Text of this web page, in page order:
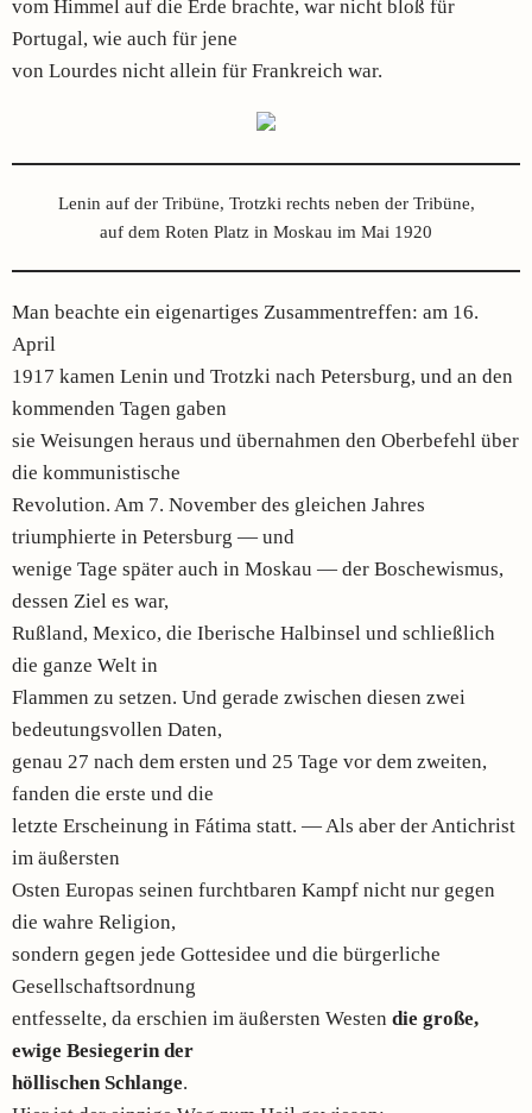
vom Himmel auf die Erde brachte, war nicht bloß für
Portugal, wie auch für jene
von Lourdes nicht allein für Frankreich war.
Lenin auf der Tribüne, Trotzki rechts neben der Tribüne,
auf dem Roten Platz in Moskau im Mai 1920
Man beachte ein eigenartiges Zusammentreffen: am 16.
April
1917 kamen Lenin und Trotzki nach Petersburg, und an den
kommenden Tagen gaben
sie Weisungen heraus und übernahmen den Oberbefehl über
die kommunistische
Revolution. Am 7. November des gleichen Jahres
triumphierte in Petersburg — und
wenige Tage später auch in Moskau — der Boschewismus,
dessen Ziel es war,
Rußland, Mexico, die Iberische Halbinsel und schließlich
die ganze Welt in
Flammen zu setzen. Und gerade zwischen diesen zwei
bedeutungsvollen Daten,
genau 27 nach dem ersten und 25 Tage vor dem zweiten,
fanden die erste und die
letzte Erscheinung in Fátima statt. — Als aber der Antichrist
im äußersten
Osten Europas seinen furchtbaren Kampf nicht nur gegen
die wahre Religion,
sondern gegen jede Gottesidee und die bürgerliche
Gesellschaftsordnung
entfesselte, da erschien im äußersten Westen die große,
ewige Besiegerin der
höllischen Schlange.